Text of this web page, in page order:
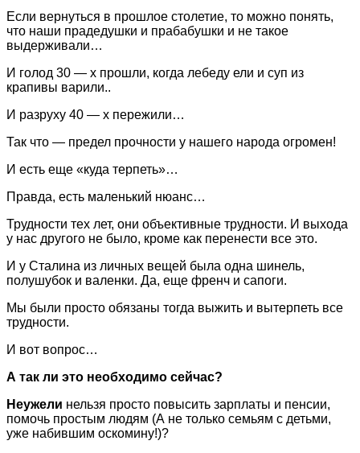
Если вернуться в прошлое столетие, то можно понять,
что наши прадедушки и прабабушки и не такое
выдерживали…
И голод 30 — х прошли, когда лебеду ели и суп из
крапивы варили..
И разруху 40 — х пережили…
Так что — предел прочности у нашего народа огромен!
И есть еще «куда терпеть»…
Правда, есть маленький нюанс…
Трудности тех лет, они объективные трудности. И выхода
у нас другого не было, кроме как перенести все это.
И у Сталина из личных вещей была одна шинель,
полушубок и валенки. Да, еще френч и сапоги.
Мы были просто обязаны тогда выжить и вытерпеть все
трудности.
И вот вопрос…
А так ли это необходимо сейчас?
Неужели нельзя просто повысить зарплаты и пенсии,
помочь простым людям (А не только семьям с детьми,
уже набившим оскомину!)?